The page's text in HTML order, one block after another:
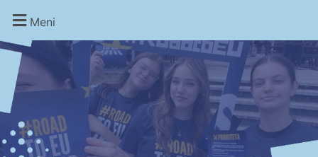
Meni